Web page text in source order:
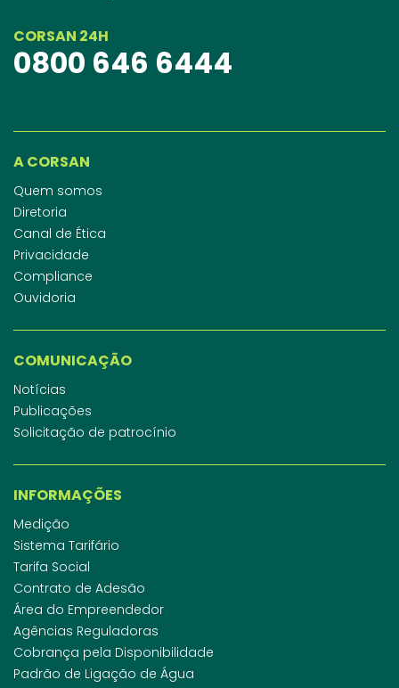
CORSAN 24H
0800 646 6444
A CORSAN
Quem somos
Diretoria
Canal de Ética
Privacidade
Compliance
Ouvidoria
COMUNICAÇÃO
Notícias
Publicações
Solicitação de patrocínio
INFORMAÇÕES
Medição
Sistema Tarifário
Tarifa Social
Contrato de Adesão
Área do Empreendedor
Agências Reguladoras
Cobrança pela Disponibilidade
Padrão de Ligação de Água